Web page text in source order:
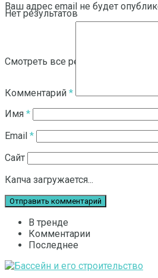
Нет результатов
Смотреть все результаты
Ваш адрес email не будет
Комментарий *
Имя *
Email *
Сайт
Капча загружается...
В тренде
Комментарии
Последнее